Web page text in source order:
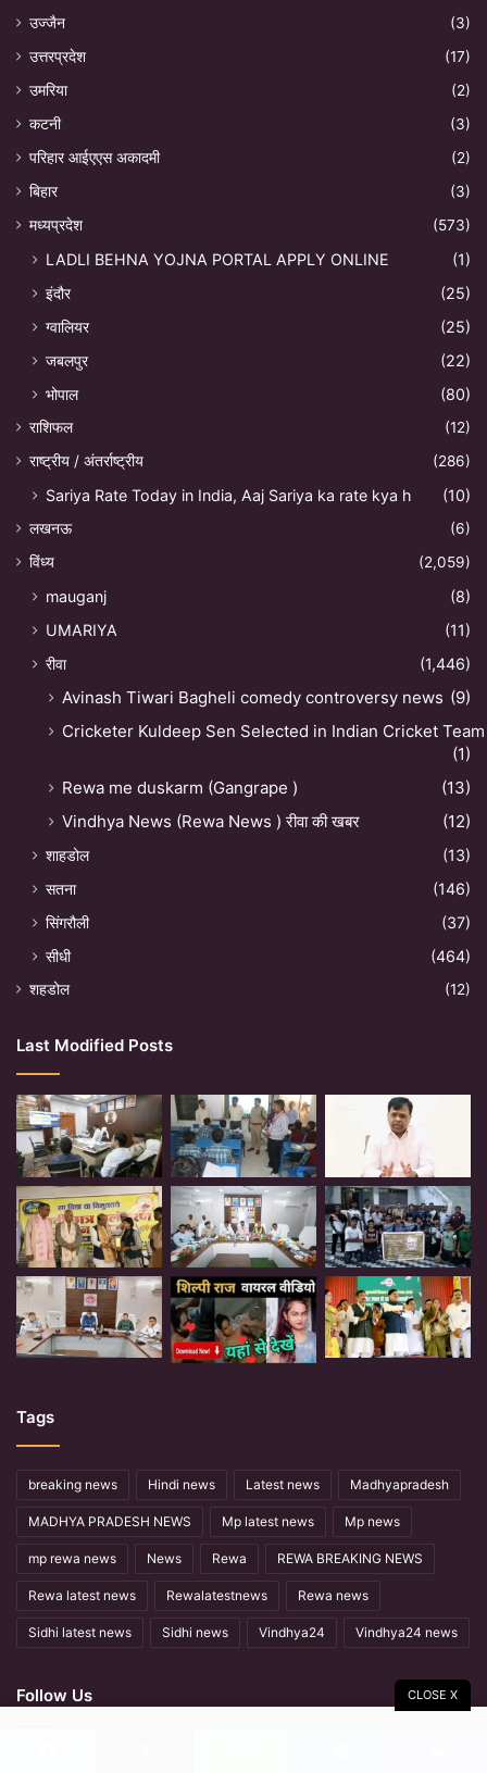
उज्जैन
(3)
उत्तरप्रदेश
(17)
उमरिया
(2)
कटनी
(3)
परिहार आईएएस अकादमी
(2)
बिहार
(3)
मध्यप्रदेश
(573)
LADLI BEHNA YOJNA PORTAL APPLY ONLINE
(1)
इंदौर
(25)
ग्वालियर
(25)
जबलपुर
(22)
भोपाल
(80)
राशिफल
(12)
राष्ट्रीय / अंतर्राष्ट्रीय
(286)
Sariya Rate Today in India, Aaj Sariya ka rate kya h (10)
लखनऊ
(6)
विंध्य
(2,059)
mauganj
(8)
UMARIYA
(11)
रीवा
(1,446)
Avinash Tiwari Bagheli comedy controversy news (9)
Cricketer Kuldeep Sen Selected in Indian Cricket Team
(1)
Rewa me duskarm (Gangrape )
(13)
Vindhya News (Rewa News ) रीवा की खबर
(12)
शाहडोल
(13)
सतना
(146)
सिंगरौली
(37)
सीधी
(464)
शहडोल (12)
Last Modified Posts
Tags
breaking news Hindi news Latest news Madhyapradesh
MADHYA PRADESH NEWS Mp latest news Mp news
mp rewa news News Rewa REWA BREAKING NEWS
Rewa latest news Rewalatestnews Rewa news
Sidhi latest news Sidhi news Vindhya24 Vindhya24 news
Follow Us CLOSE X